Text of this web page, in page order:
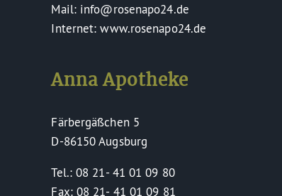
Mail: info@rosenapo24.de
Internet: www.rosenapo24.de
Anna Apotheke
Färbergäßchen 5
D-86150 Augsburg
Tel.: 08 21- 41 01 09 80
Fax: 08 21- 41 01 09 81